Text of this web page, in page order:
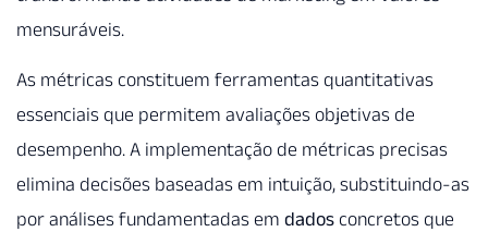
mensuráveis.
As métricas constituem ferramentas quantitativas
essenciais que permitem avaliações objetivas de
desempenho. A implementação de métricas precisas
elimina decisões baseadas em intuição, substituindo-as
por análises fundamentadas em dados concretos que